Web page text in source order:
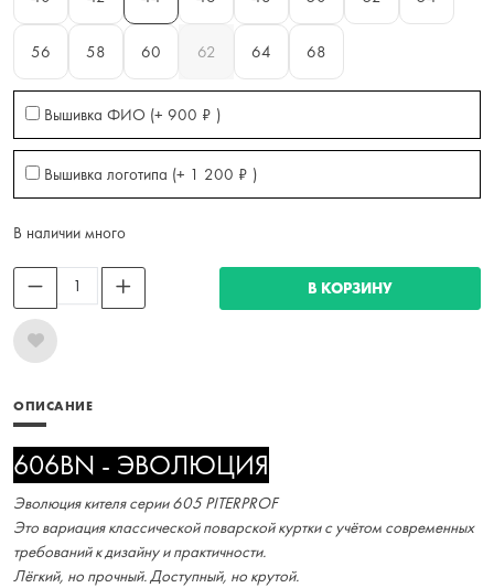
56 58 60 62 64 68
Вышивка ФИО (+ 900 ₽ )
Вышивка логотипа (+ 1 200 ₽ )
В наличии много
В КОРЗИНУ
ОПИСАНИЕ
606BN - ЭВОЛЮЦИЯ
Эволюция кителя серии 605 PITERPROF
Это вариация классической поварской куртки с учётом современных
требований к дизайну и практичности.
Лёгкий, но прочный. Доступный, но крутой.